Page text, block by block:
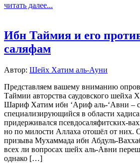
читать далее...
Ибн Таймия и его
саляфам
Автор: Шейх Хатим аль-Ауни
Представляем вашему вниманию
Таймии авторства саудовского шейха
Шариф Хатим ибн ‘Ариф аль-‘Авни –
специализирующийся в области
придерживался псевдосаляфитских-
но по милости Аллаха отошёл от них.
призыва Мухаммада ибн Абдуль-
всех ли вопросах шейх аль-Авни
однако […]